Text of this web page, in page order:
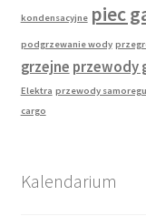
kondensacyjne piec
podgrzewanie wody
grzejne przewody
Elektra przewody
cargo
Kalendarium